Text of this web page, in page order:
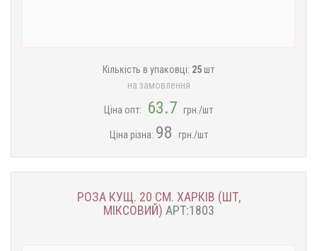
Кількість в упаковці: 25 шт
на замовлення
Ціна опт: 63.7 грн./шт
Ціна різна: 98 грн./шт
РОЗА КУЩ. 20 СМ. ХАРКІВ (ШТ,
МІКСОВИЙ) АРТ:1803